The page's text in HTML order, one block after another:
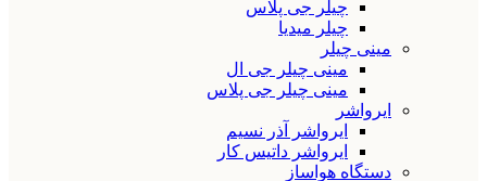
چیلر جی پلاس
چیلر میدیا
مینی چیلر
مینی چیلر جی ال
مینی چیلر جی پلاس
ایرواشر
ایرواشر آذر نسیم
ایرواشر داتیس کار
دستگاه هواساز